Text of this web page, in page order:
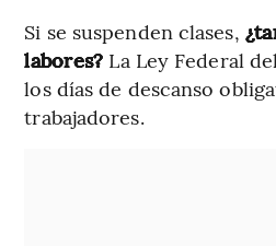
Si se suspenden clases,
labores? La Ley Federal
los días de descanso
trabajadores.